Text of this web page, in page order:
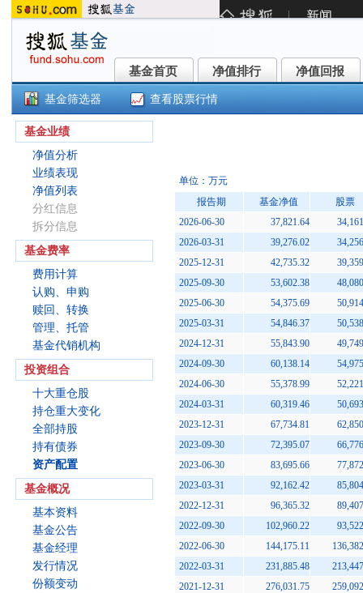
基金首页
基金首页 净值排行
净值排行 净值回报
净值回报
基金筛选器 查看股票行情
基金业绩
净值分析
业绩表现
净值列表
分红信息
拆分信息
基金费率
费用计算
认购、申购
赎回、转换
管理、托管
基金代销机构
投资组合
十大重仓股
持仓重大变化
全部持股
持有债券
资产配置
基金概况
基本资料
基金公告
基金经理
发行情况
份额变动
单位：万元
报告期
基金净值
股票
2026-06-30
37,821.64
2026-03-31
39,276.02
2025-12-31
42,735.32
2025-09-30
53,602.38
2025-06-30
54,375.69
2025-03-31
54,846.37
2024-12-31
55,843.90
2024-09-30
60,138.14
2024-06-30
55,378.99
2024-03-31
60,319.46
2023-12-31
67,734.81
2023-09-30
72,395.07
2023-06-30
83,695.66
2023-03-31
92,162.42
2022-12-31
96,365.32
2022-09-30
102,960.22
2022-06-30
144,175.11
2022-03-31
231,885.48
2021-12-31
276,031.75